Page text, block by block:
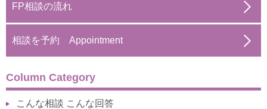
FP相談の流れ
相談を予約 Appointment
Column Category
こんな相談 こんな回答